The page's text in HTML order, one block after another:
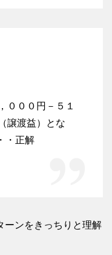
０００円－５１
譲渡益）とな
・正解
ンをきっちりと理解